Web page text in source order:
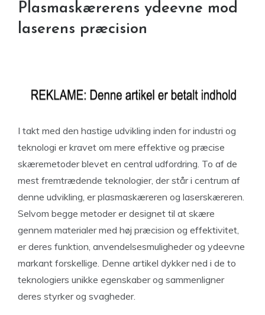
Plasmaskærerens ydeevne mod
laserens præcision
I takt med den hastige udvikling inden for industri og
teknologi er kravet om mere effektive og præcise
skæremetoder blevet en central udfordring. To af de
mest fremtrædende teknologier, der står i centrum af
denne udvikling, er plasmaskæreren og laserskæreren.
Selvom begge metoder er designet til at skære
gennem materialer med høj præcision og effektivitet,
er deres funktion, anvendelsesmuligheder og ydeevne
markant forskellige. Denne artikel dykker ned i de to
teknologiers unikke egenskaber og sammenligner
deres styrker og svagheder.